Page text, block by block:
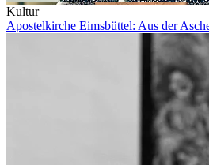
Kultur
Apostelkirche Eimsbüttel: Aus der